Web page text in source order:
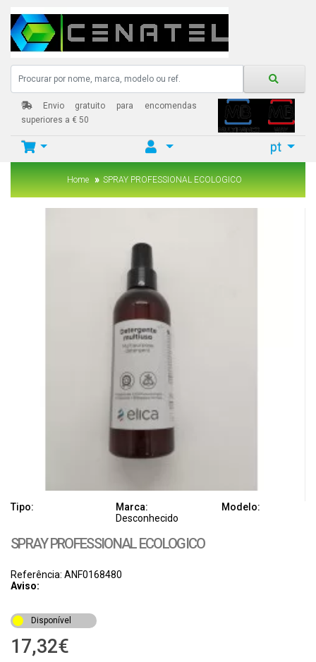
Envio gratuito para encomendas
superiores a € 50
pt
Home SPRAY PROFESSIONAL ECOLOGICO
Tipo:
Marca:
Desconhecido
Modelo:
SPRAY PROFESSIONAL ECOLOGICO
Referência: ANF0168480
Aviso:
Disponível
17,32€